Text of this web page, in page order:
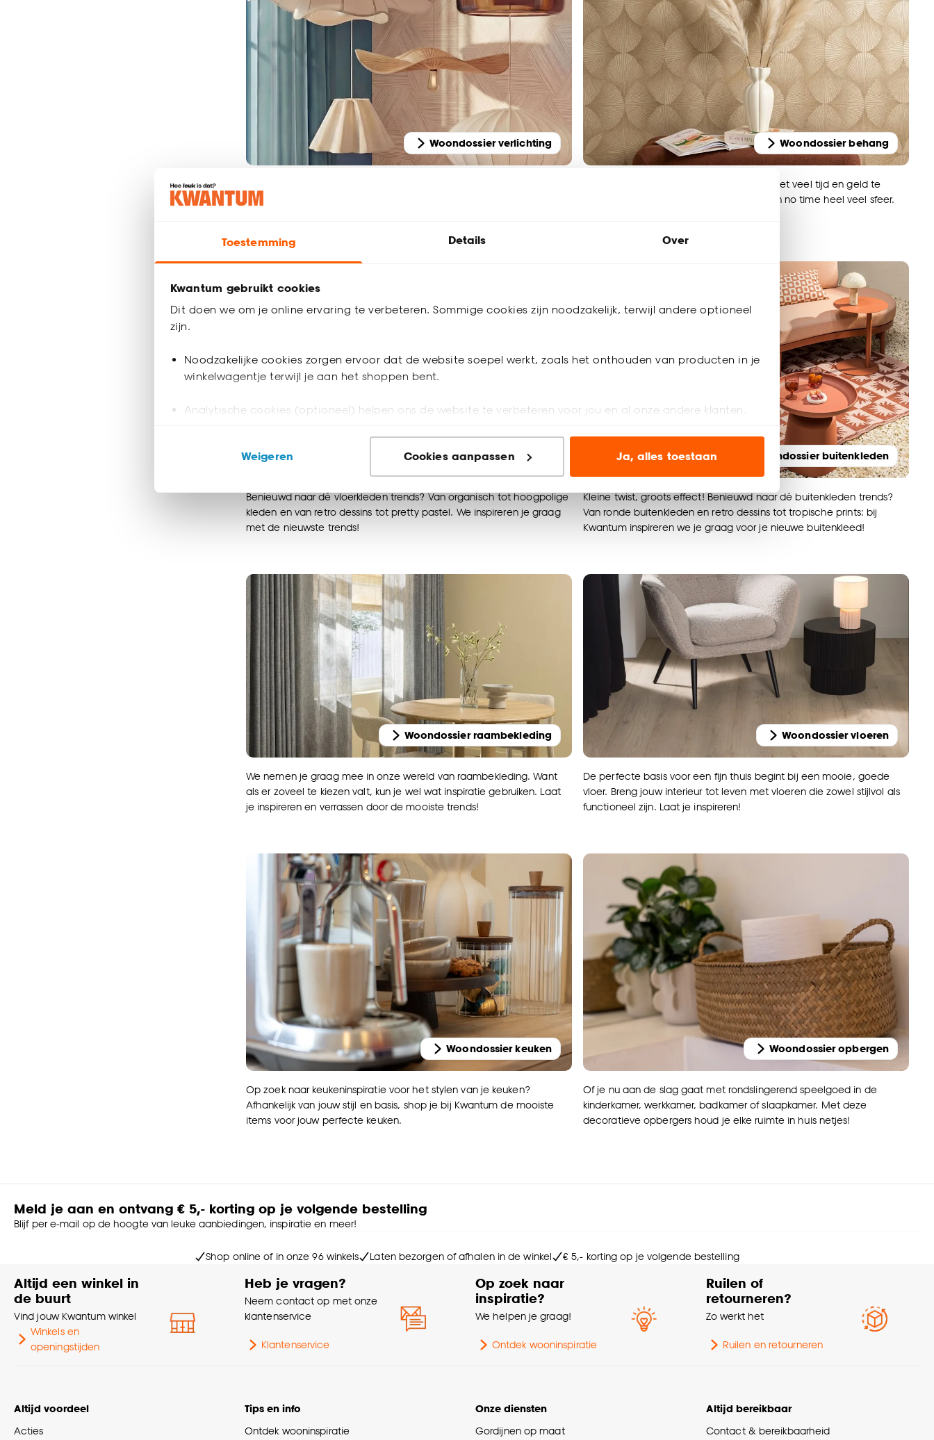
Toestemming Details Over
Kwantum gebruikt cookies
Dit doen we om je online ervaring te verbeteren. Sommige cookies zijn noodzakelijk, terwijl andere optioneel
zijn.
Noodzakelijke cookies zorgen ervoor dat de website soepel werkt, zoals het onthouden van producten in je
winkelwagentje terwijl je aan het shoppen bent.
Analytische cookies (optioneel) helpen ons de website te verbeteren voor jou en al onze andere klanten.
ook buiten de website voor advertenties en communicatie.
Klik op ‘Ja, alles toestaan’ om gebruik te maken van alle cookies, of klik op ‘weigeren’ om alleen de
noodzakelijke cookies te accepteren. Je kunt er ook voor kiezen om bepaalde cookies wel of niet te
accepteren door op ‘Cookies aanpassen’ te klikken.
Weigeren Cookies aanpassen Ja, alles toestaan
Woondossier verlichting
met een retro lamp. Wat dacht je van een trendy mushroom lamp in
Woondossier behang
Je interieur een make-over geven hoeft niet veel tijd en geld te
kosten. Met een mooi behang creëer je in no time heel veel sfeer.
Woondossier vloerkleden
Benieuwd naar dé vloerkleden trends? Van organisch tot hoogpolige
kleden en van retro dessins tot pretty pastel. We inspireren je graag
met de nieuwste trends!
Woondossier buitenkleden
Kleine twist, groots effect! Benieuwd naar dé buitenkleden trends?
Van ronde buitenkleden en retro dessins tot tropische prints: bij
Kwantum inspireren we je graag voor je nieuwe buitenkleed!
Woondossier raambekleding
We nemen je graag mee in onze wereld van raambekleding. Want
als er zoveel te kiezen valt, kun je wel wat inspiratie gebruiken. Laat
je inspireren en verrassen door de mooiste trends!
Woondossier vloeren
De perfecte basis voor een fijn thuis begint bij een mooie, goede
vloer. Breng jouw interieur tot leven met vloeren die zowel stijlvol als
functioneel zijn. Laat je inspireren!
Woondossier keuken
Op zoek naar keukeninspiratie voor het stylen van je keuken?
Afhankelijk van jouw stijl en basis, shop je bij Kwantum de mooiste
items voor jouw perfecte keuken.
Woondossier opbergen
Of je nu aan de slag gaat met rondslingerend speelgoed in de
kinderkamer, werkkamer, badkamer of slaapkamer. Met deze
decoratieve opbergers houd je elke ruimte in huis netjes!
Meld je aan en ontvang € 5,- korting op je volgende bestelling
Blijf per e-mail op de hoogte van leuke aanbiedingen, inspiratie en meer!
Shop online of in onze 96 winkels Laten bezorgen of afhalen in de winkel € 5,- korting op je volgende bestelling
Altijd een winkel in
de buurt
Vind jouw Kwantum winkel
Winkels en
openingstijden
Heb je vragen?
Neem contact op met onze
klantenservice
Klantenservice
Op zoek naar
inspiratie?
We helpen je graag!
Ontdek wooninspiratie
Ruilen of
retourneren?
Zo werkt het
Ruilen en retourneren
Altijd voordeel
Acties
Tips en info
Ontdek wooninspiratie
Onze diensten
Gordijnen op maat
Altijd bereikbaar
Contact & bereikbaarheid